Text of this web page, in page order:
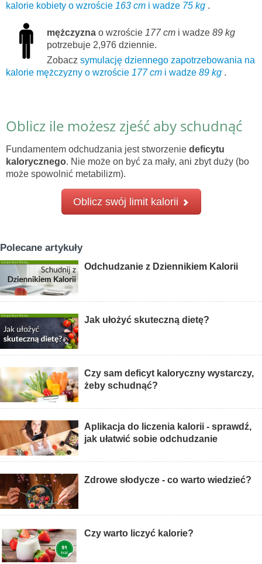
kalorie kobiety o wzroście 163 cm i wadze 75 kg .
mężczyzna o wzroście 177 cm i wadze 89 kg
potrzebuje 2,976 dziennie.
Zobacz symulację dziennego zapotrzebowania na
kalorie mężczyzny o wzroście 177 cm i wadze 89 kg .
Oblicz ile możesz zjeść aby schudnąć
Fundamentem odchudzania jest stworzenie deficytu
kalorycznego. Nie może on być za mały, ani zbyt duży (bo
może spowolnić metabilizm).
Oblicz swój limit kalorii
Polecane artykuły
Odchudzanie z Dziennikiem Kalorii
Jak ułożyć skuteczną dietę?
Czy sam deficyt kaloryczny wystarczy,
żeby schudnąć?
Aplikacja do liczenia kalorii - sprawdź,
jak ułatwić sobie odchudzanie
Zdrowe słodycze - co warto wiedzieć?
Czy warto liczyć kalorie?